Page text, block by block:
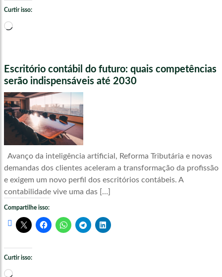
Curtir isso:
Carregando...
Escritório contábil do futuro: quais competências
serão indispensáveis até 2030
Avanço da inteligência artificial, Reforma Tributária e novas
demandas dos clientes aceleram a transformação da profissão
e exigem um novo perfil dos escritórios contábeis. A
contabilidade vive uma das […]
Compartilhe isso:
Curtir isso:
Carregando...